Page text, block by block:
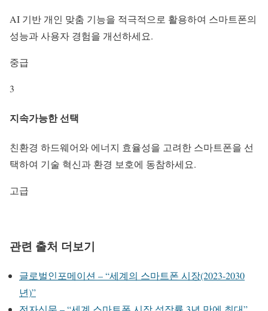
AI 기반 개인 맞춤 기능을 적극적으로 활용하여 스마트폰의
성능과 사용자 경험을 개선하세요.
중급
3
지속가능한 선택
친환경 하드웨어와 에너지 효율성을 고려한 스마트폰을 선
택하여 기술 혁신과 환경 보호에 동참하세요.
고급
관련 출처 더보기
글로벌인포메이션 – “세계의 스마트폰 시장(2023-2030
년)”